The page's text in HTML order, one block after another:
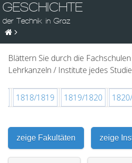
GESCHICHTE
der Technik in Graz
Blättern Sie durch die
Lehrkanzeln / Institute jedes
1818/1819 1819/1820
zeige Fakultäten zeige